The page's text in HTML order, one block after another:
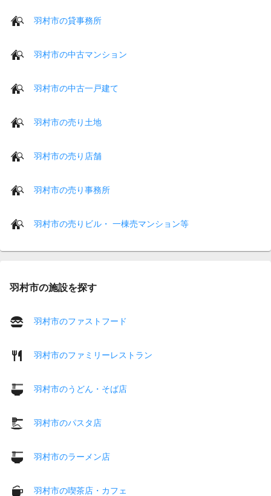
羽村市の貸事務所
羽村市の中古マンション
羽村市の中古一戸建て
羽村市の売り土地
羽村市の売り店舗
羽村市の売り事務所
羽村市の売りビル・ 一棟売マンション等
羽村市の施設を探す
羽村市のファストフード
羽村市のファミリーレストラン
羽村市のうどん・そば店
羽村市のパスタ店
羽村市のラーメン店
羽村市の喫茶店・カフェ